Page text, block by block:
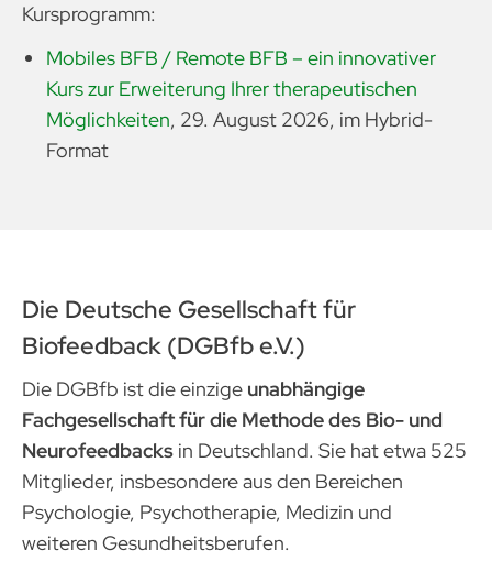
Kursprogramm:
Mobiles BFB / Remote BFB – ein innovativer
Kurs zur Erweiterung Ihrer therapeutischen
Möglichkeiten, 29. August 2026, im Hybrid-
Format
Die Deutsche Gesellschaft für
Biofeedback (DGBfb e.V.)
Die DGBfb ist die einzige unabhängige
Fachgesellschaft für die Methode des Bio- und
Neurofeedbacksin Deutschland. Sie hat etwa 525
Mitglieder, insbesondere aus den Bereichen
Psychologie, Psychotherapie, Medizin und
weiteren Gesundheitsberufen.